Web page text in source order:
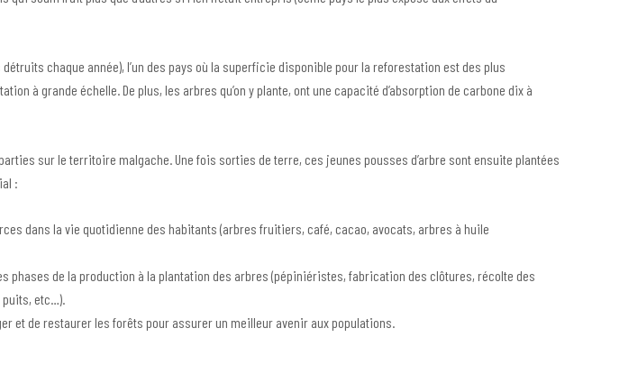
chaque année), l’un des pays où la superficie disponible pour la reforestation est des plus
à grande échelle. De plus, les arbres qu’on y plante, ont une capacité d’absorption de carbone dix à
sur le territoire malgache. Une fois sorties de terre, ces jeunes pousses d’arbre sont ensuite plantées
:
dans la vie quotidienne des habitants (arbres fruitiers, café, cacao, avocats, arbres à huile
de la production à la plantation des arbres (pépiniéristes, fabrication des clôtures, récolte des
puits, etc…).
et de restaurer les forêts pour assurer un meilleur avenir aux populations.